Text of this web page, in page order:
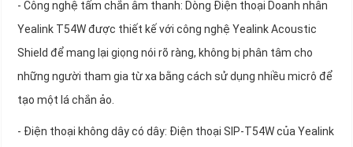
- Công nghệ tấm chắn âm thanh: Dòng Điện thoại Doanh nhân
Yealink T54W được thiết kế với công nghệ Yealink Acoustic
Shield để mang lại giọng nói rõ ràng, không bị phân tâm cho
những người tham gia từ xa bằng cách sử dụng nhiều micrô để
tạo một lá chắn ảo.
- Điện thoại không dây có dây: Điện thoại SIP-T54W của Yealink